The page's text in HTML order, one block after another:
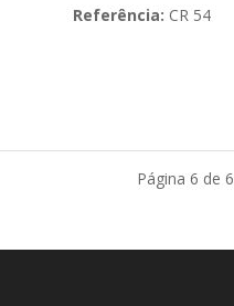
Referência: CR 54
Página 6 de 6